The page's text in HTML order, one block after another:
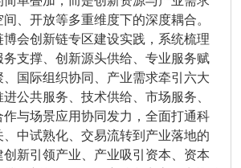
、开放等多重维度下的深度耦合。
会创新链专区建设实践，系统梳理
支撑、创新源头供给、专业服务赋
国际组织协同、产业需求牵引六大
公共服务、技术供给、市场服务、
作与场景应用协同发力，全面打通科
中试熟化、交易流转到产业落地的
新引领产业、产业吸引资本、资本